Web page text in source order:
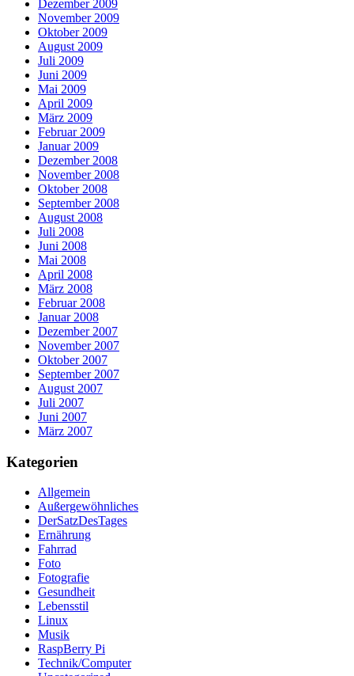
Dezember 2009
November 2009
Oktober 2009
August 2009
Juli 2009
Juni 2009
Mai 2009
April 2009
März 2009
Februar 2009
Januar 2009
Dezember 2008
November 2008
Oktober 2008
September 2008
August 2008
Juli 2008
Juni 2008
Mai 2008
April 2008
März 2008
Februar 2008
Januar 2008
Dezember 2007
November 2007
Oktober 2007
September 2007
August 2007
Juli 2007
Juni 2007
März 2007
Kategorien
Allgemein
Außergewöhnliches
DerSatzDesTages
Ernährung
Fahrrad
Foto
Fotografie
Gesundheit
Lebensstil
Linux
Musik
RaspBerry Pi
Technik/Computer